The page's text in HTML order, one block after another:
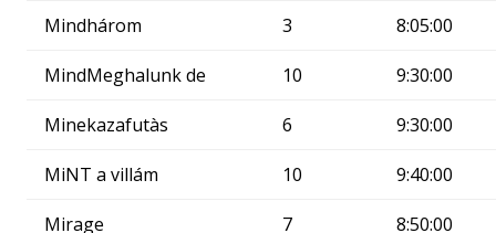
Mindhárom 3 8:05:00
MindMeghalunk de 10 9:30:00
Minekazafutàs 6 9:30:00
MiNT a villám 10 9:40:00
Mirage 7 8:50:00